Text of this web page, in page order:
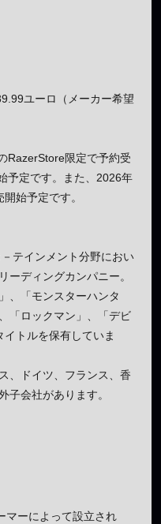
ユーロ（メーカー希望
RazerStore限定で予約受
予定です。また、2026年
始予定です。
テインメント分野におい
ーディングカンパニー。
、「モンスターハンタ
「ロックマン」、「デビ
トルを保有していま
、ドイツ、フランス、香
子会社があります。
ーによって設立され